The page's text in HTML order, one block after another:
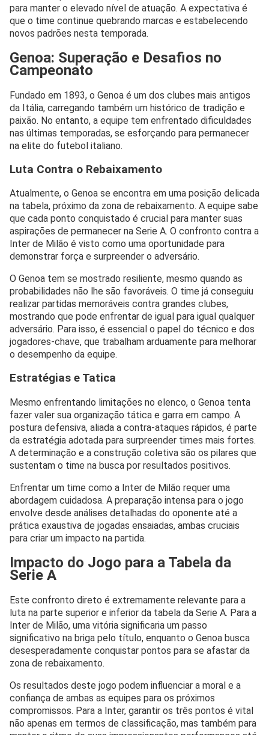
para manter o elevado nível de atuação. A expectativa é
que o time continue quebrando marcas e estabelecendo
novos padrões nesta temporada.
Genoa: Superação e Desafios no
Campeonato
Fundado em 1893, o Genoa é um dos clubes mais antigos
da Itália, carregando também um histórico de tradição e
paixão. No entanto, a equipe tem enfrentado dificuldades
nas últimas temporadas, se esforçando para permanecer
na elite do futebol italiano.
Luta Contra o Rebaixamento
Atualmente, o Genoa se encontra em uma posição delicada
na tabela, próximo da zona de rebaixamento. A equipe sabe
que cada ponto conquistado é crucial para manter suas
aspirações de permanecer na Serie A. O confronto contra a
Inter de Milão é visto como uma oportunidade para
demonstrar força e surpreender o adversário.
O Genoa tem se mostrado resiliente, mesmo quando as
probabilidades não lhe são favoráveis. O time já conseguiu
realizar partidas memoráveis contra grandes clubes,
mostrando que pode enfrentar de igual para igual qualquer
adversário. Para isso, é essencial o papel do técnico e dos
jogadores-chave, que trabalham arduamente para melhorar
o desempenho da equipe.
Estratégias e Tatica
Mesmo enfrentando limitações no elenco, o Genoa tenta
fazer valer sua organização tática e garra em campo. A
postura defensiva, aliada a contra-ataques rápidos, é parte
da estratégia adotada para surpreender times mais fortes.
A determinação e a construção coletiva são os pilares que
sustentam o time na busca por resultados positivos.
Enfrentar um time como a Inter de Milão requer uma
abordagem cuidadosa. A preparação intensa para o jogo
envolve desde análises detalhadas do oponente até a
prática exaustiva de jogadas ensaiadas, ambas cruciais
para criar um impacto na partida.
Impacto do Jogo para a Tabela da
Serie A
Este confronto direto é extremamente relevante para a
luta na parte superior e inferior da tabela da Serie A. Para a
Inter de Milão, uma vitória significaria um passo
significativo na briga pelo título, enquanto o Genoa busca
desesperadamente conquistar pontos para se afastar da
zona de rebaixamento.
Os resultados deste jogo podem influenciar a moral e a
confiança de ambas as equipes para os próximos
compromissos. Para a Inter, garantir os três pontos é vital
não apenas em termos de classificação, mas também para